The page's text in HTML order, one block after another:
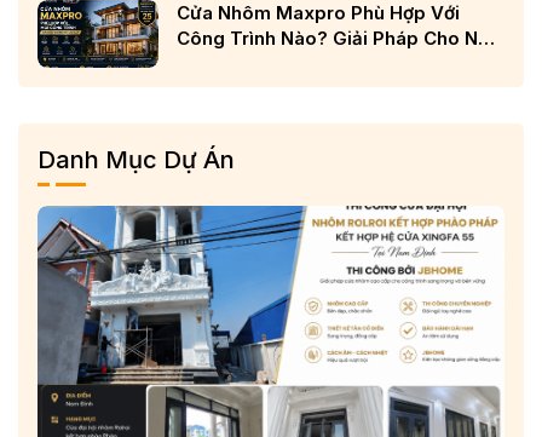
Cửa Nhôm Maxpro Phù Hợp Với
Công Trình Nào? Giải Pháp Cho Nhà
Cấp
Danh Mục Dự Án